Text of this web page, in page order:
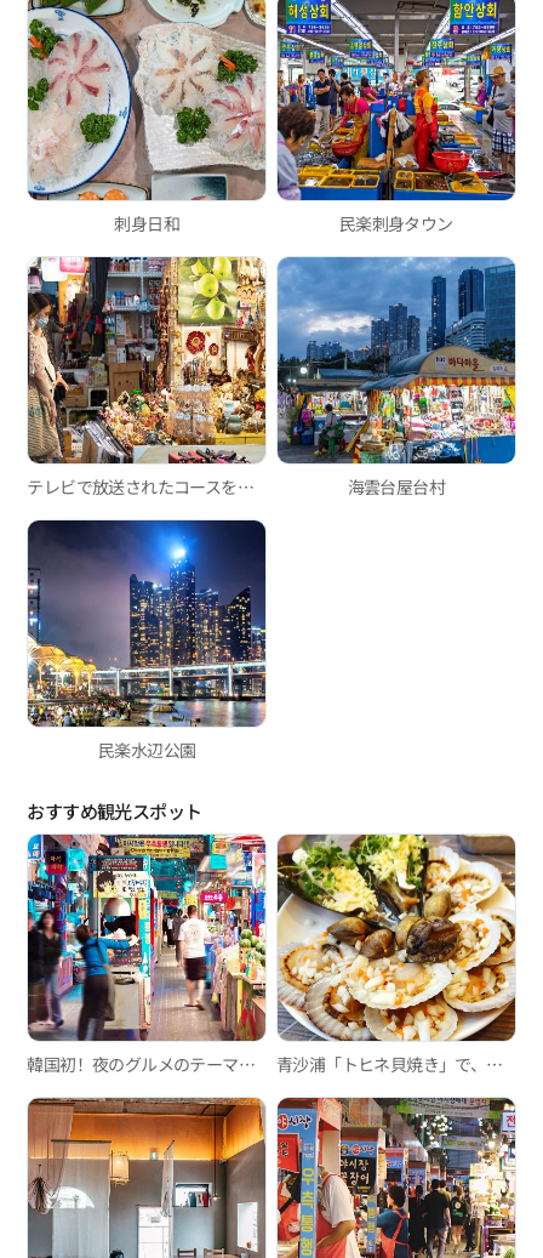
刺身日和 民楽刺身タウン
テレビで放送されたコースを巡る 海雲台屋台村
民楽水辺公園
おすすめ観光スポット
韓国初！夜のグルメのテーマパーク、富平カントン夜市 青沙浦「トヒネ貝焼き」で、口の中に広がる新鮮な海の香りを満喫